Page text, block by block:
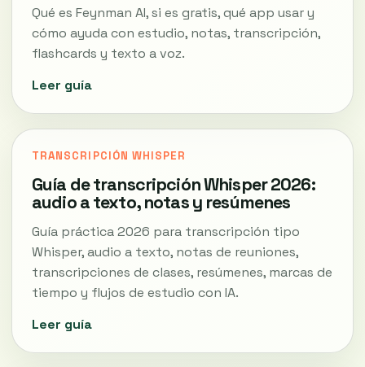
Qué es Feynman AI, si es gratis, qué app usar y
cómo ayuda con estudio, notas, transcripción,
flashcards y texto a voz.
Leer guía
TRANSCRIPCIÓN WHISPER
Guía de transcripción Whisper 2026:
audio a texto, notas y resúmenes
Guía práctica 2026 para transcripción tipo
Whisper, audio a texto, notas de reuniones,
transcripciones de clases, resúmenes, marcas de
tiempo y flujos de estudio con IA.
Leer guía